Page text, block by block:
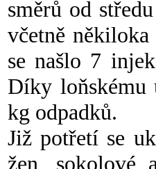
směrů od
včetně
se našlo 7
Díky loňskému
kg odpadků.
Již potřetí se
žen, sokolové